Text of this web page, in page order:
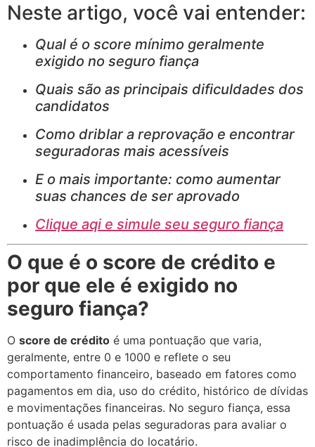
Neste artigo, você vai entender:
Qual é o score mínimo geralmente
exigido no seguro fiança
Quais são as principais dificuldades dos
candidatos
Como driblar a reprovação e encontrar
seguradoras mais acessíveis
E o mais importante: como aumentar
suas chances de ser aprovado
Clique aqi e simule seu seguro fiança
O que é o score de crédito e
por que ele é exigido no
seguro fiança?
O score de crédito é uma pontuação que varia,
geralmente, entre 0 e 1000 e reflete o seu
comportamento financeiro, baseado em fatores como
pagamentos em dia, uso do crédito, histórico de dívidas
e movimentações financeiras. No seguro fiança, essa
pontuação é usada pelas seguradoras para avaliar o
risco de inadimplência do locatário.